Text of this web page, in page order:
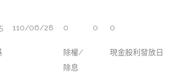
110/06/28 0 0 0
除權/
除息
現金股利發放日